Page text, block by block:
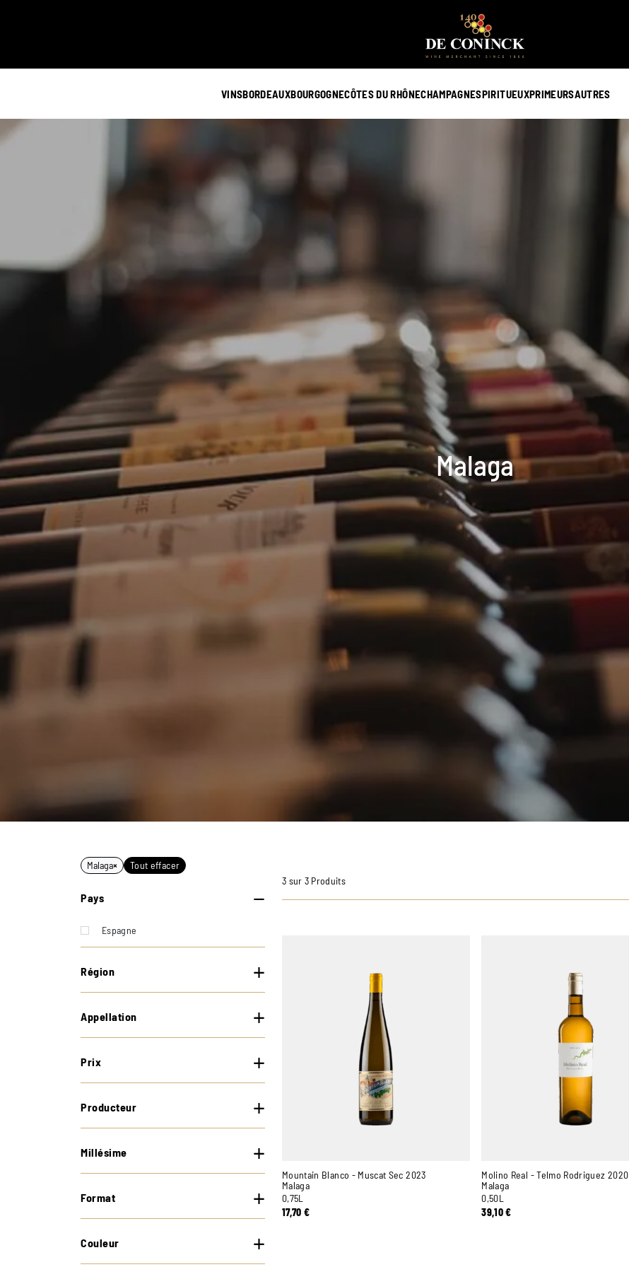
VINSBORDEAUXBOURGOGNECÔTES DU RHÔNECHAMPAGNESPIRITUEUXPRIMEURSAUTRES
Malaga
Malaga× Tout effacer
Pays
Espagne
Région
Appellation
Prix
Producteur
Millésime
Format
Couleur
3 sur 3 Produits
Mountain Blanco - Muscat Sec 2023
Malaga
0,75L
17,70€
Molino Real - Telmo Rodriguez 2020
Malaga
0,50L
39,10€